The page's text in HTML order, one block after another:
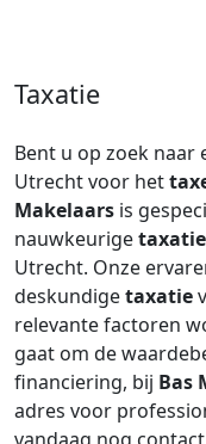
Taxatie
Bent u op zoek
Utrecht voor het
Makelaars is
nauwkeurigetaxatie
Utrecht. Onze
deskundigetaxatie
relevante factoren
gaat om de
financiering, bij Bas
adres voor